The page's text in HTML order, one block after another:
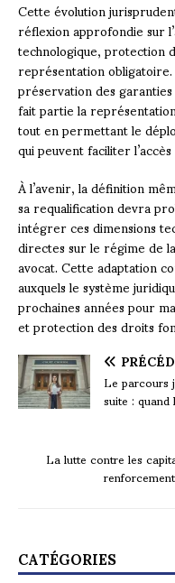
Cette évolution
réflexion approfondie sur
technologique, protection
représentation
préservation des
fait partie la
tout en permettant le
qui peuvent faciliter
À l’avenir, la définition
sa requalification devra
intégrer ces dimensions
directes sur le régime de
avocat. Cette adaptation
auxquels le système
prochaines années pour
et protection des droits
Le parcours
suite :
La lutte contre les
CATÉGORIES